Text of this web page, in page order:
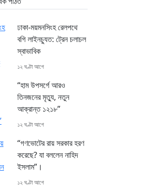
ঢাকা-ময়মনসিংহ রেলপথে
বগি লাইনচ্যুত: ট্রেন চলাচল
স্বাভাবিক
১২ ঘণ্টা আগে
“হাম উপসর্গে আরও
তিনজনের মৃত্যু, নতুন
আক্রান্ত ১২১৮”
১২ ঘণ্টা আগে
“গণভোটের রায় সরকার হরণ
করেছে? যা বললেন নাহিদ
ইসলাম”।
১২ ঘণ্টা আগে